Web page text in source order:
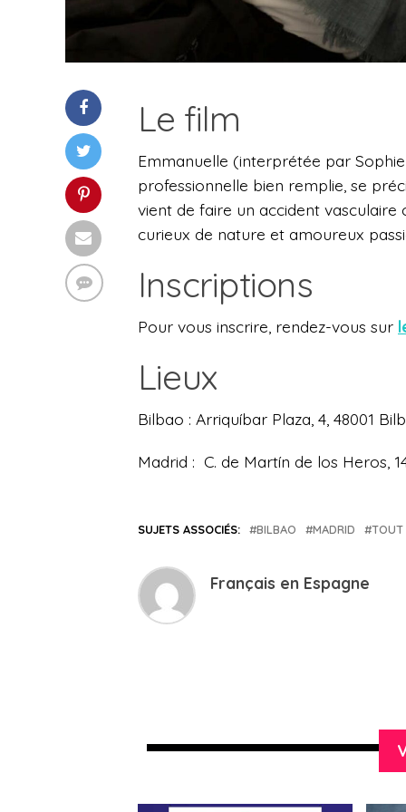
Le film
Emmanuelle (interprétée par
professionnelle bien remplie, se
vient de faire un accident
curieux de nature et amoureux
Inscriptions
Pour vous inscrire, rendez-vous sur
Lieux
Bilbao : Arriquíbar Plaza, 4, 48001
Madrid : C. de Martín de los Heros,
SUJETS ASSOCIÉS: BILBAO MADRID TOUT
Français en Espagne